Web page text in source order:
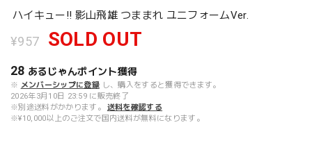
ハイキュー!! 影山飛雄 つままれ ユニフォームVer.
¥957 SOLD OUT
28 あるじゃんポイント獲得
※ メンバーシップに登録 し、購入をすると獲得できます。
2026年3月10日 23:59 に販売終了
※別途送料がかかります。
送料を確認する
※¥10,000以上のご注文で国内送料が無料になります。